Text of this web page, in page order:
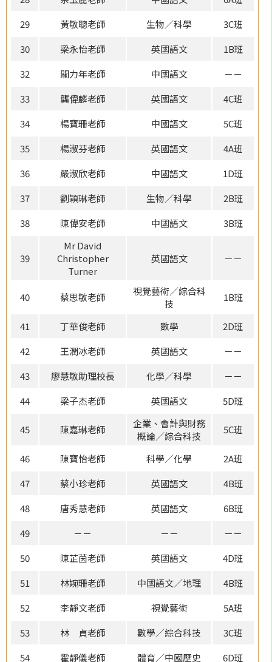
29
黃敏聰老師 生物／科學
3C班
30
梁永怡老師 英國語文
1B班
32
關力年老師 中國語文
－－
33
龔偉麟老師 英國語文
4C班
34
楊寶珊老師 中國語文
5C班
35
楊淑芬老師 英國語文
4A班
36
嚴淑欣老師 中國語文
1D班
37
劉穎琳老師 生物／科學
2B班
38
陳偉安老師 中國語文 3B班
39
Mr David
Christopher
Turner
英國語文 －－
40 蔡思敏老師
視覺藝術／綜合科
技
1B班
41 丁華俊老師 數學
2D班
42
王潤冰老師 英國語文
－－
43
廖慧敏助理校長 化學／科學
－－
44
梁子杰老師 英國語文 5D班
45 陳嘉琳老師
企業、會計與財務
概論／綜合科技
5C班
46 陳寶怡老師 科學／化學
2A班
47
蔡小珍老師 英國語文
4B班
48
唐秀慧老師 英國語文
6B班
49
－－ －－
－－
50
陳芷茵老師 英國語文
4D班
51
林婉珊老師 中國語文／地理
4B班
52
李靜文老師 視覺藝術
5A班
53
林 貞老師 數學／綜合科技
3C班
54
霍靜儀老師 體育／中國歷史 6D班